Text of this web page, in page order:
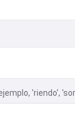
'riendo',